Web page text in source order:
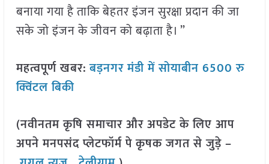
बनाया गया है ताकि बेहतर इंजन सुरक्षा प्रदान की जा
सके जो इंजन के जीवन को बढ़ाता है। ”
महत्वपूर्ण खबर:बड़नगर मंडी में सोयाबीन 6500 रु
क्विंटल बिकी
(नवीनतम कृषि समाचार और अपडेट के लिए आप
अपने मनपसंद प्लेटफॉर्म पे कृषक जगत से जुड़े –